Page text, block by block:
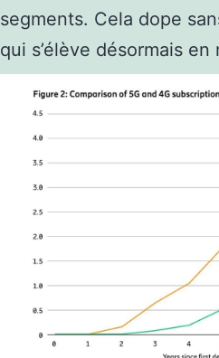
segments. Cela dope
qui s’élève désormais